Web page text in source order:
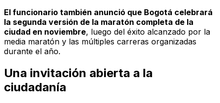
El funcionario también anunció que Bogotá celebrará
la segunda versión de la maratón completa de la
ciudad en noviembre, luego del éxito alcanzado por la
media maratón y las múltiples carreras organizadas
durante el año.
Una invitación abierta a la
ciudadanía